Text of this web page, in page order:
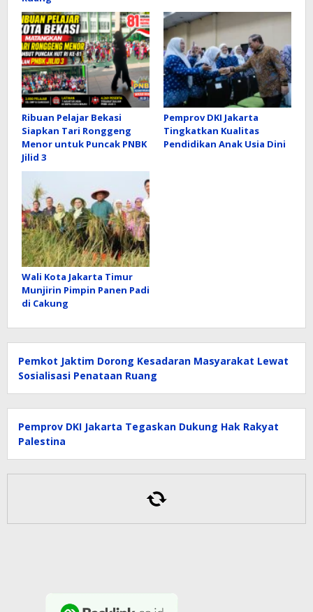
Ribuan Pelajar Bekasi
Siapkan Tari Ronggeng
Menor untuk Puncak PNBK
Jilid 3
Pemprov DKI Jakarta
Tingkatkan Kualitas
Pendidikan Anak Usia Dini
Wali Kota Jakarta Timur
Munjirin Pimpin Panen Padi
di Cakung
Pemkot Jaktim Dorong Kesadaran Masyarakat Lewat
Sosialisasi Penataan Ruang
Pemprov DKI Jakarta Tegaskan Dukung Hak Rakyat
Palestina